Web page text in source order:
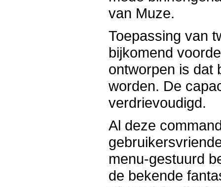
van Muze.
Toepassing van
bijkomend
ontworpen is dat
worden. De
verdrievoudigd.
Al deze
menu-gestuurd
de bekende